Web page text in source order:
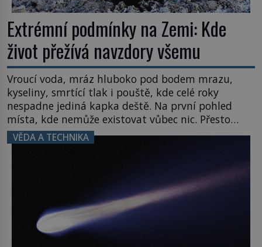
Extrémní podmínky na Zemi: Kde
život přežívá navzdory všemu
Vroucí voda, mráz hluboko pod bodem mrazu,
kyseliny, smrtící tlak i pouště, kde celé roky
nespadne jediná kapka deště. Na první pohled
místa, kde nemůže existovat vůbec nic. Přesto
právě tady vědci objevují organismy, které
posouvají hranice života. Každý nový nález mění
napovídá, kde bychom jednou […]
VĚDA A TECHNIKA